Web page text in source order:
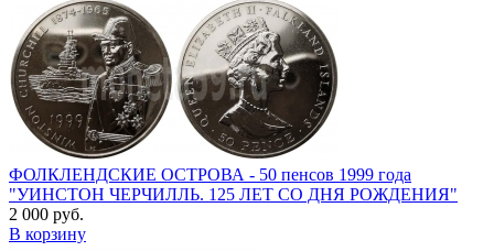
ФОЛКЛЕНДСКИЕ ОСТРОВА - 50 пенсов 1999 года
"УИНСТОН ЧЕРЧИЛЛЬ. 125 ЛЕТ СО ДНЯ РОЖДЕНИЯ"
2 000 руб.
В корзину